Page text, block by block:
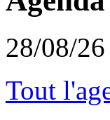
28/08/26
Tout